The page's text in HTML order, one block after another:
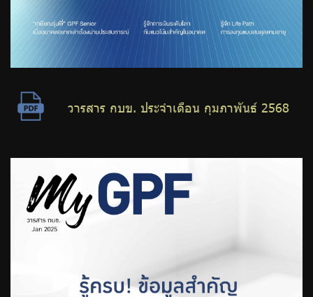
วารสาร กบข. ประจำเดือน กุมภาพันธ์ 2568